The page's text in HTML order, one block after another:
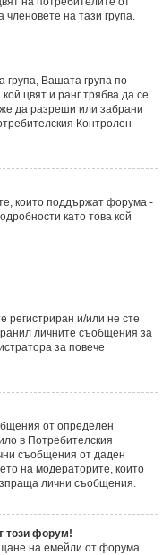
на тази група.
група, Вашата група по
цвят и ранг трябва да се
да разреши или забрани
Контролен
които поддържат форума -
като това кой
регистриран и/или не сте
личните съобщения за
за повече
от определен
в Потребителския
съобщения от даден
на модераторите, които
лични съобщения.
този форум!
на емейли от форума